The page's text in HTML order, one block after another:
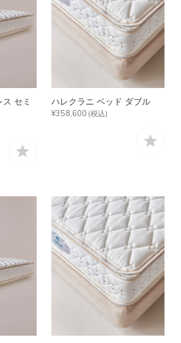
セミ
ハレクラニ ベッド ダブル
¥358,600 (税込)